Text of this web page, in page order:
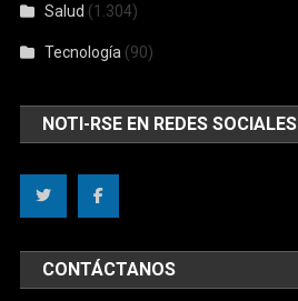
Salud (1.304)
Tecnología (90)
NOTI-RSE EN REDES SOCIALES
CONTÁCTANOS